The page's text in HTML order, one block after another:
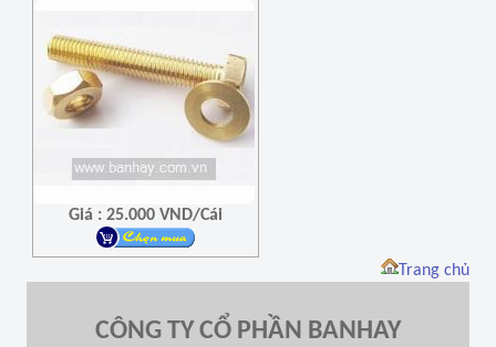
Giá : 25.000 VND/Cái
Trang chủ
CÔNG TY CỔ PHẦN BANHAY